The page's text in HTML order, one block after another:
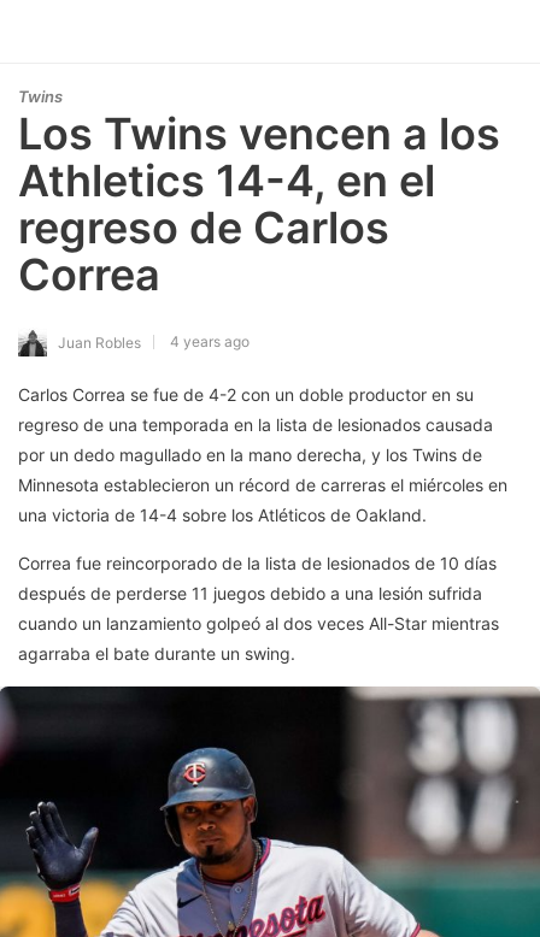
Twins
Los Twins vencen a los
Athletics 14-4, en el
regreso de Carlos
Correa
Juan Robles 4 years ago
Carlos Correa se fue de 4-2 con un doble productor en su
regreso de una temporada en la lista de lesionados causada
por un dedo magullado en la mano derecha, y los Twins de
Minnesota establecieron un récord de carreras el miércoles en
una victoria de 14-4 sobre los Atléticos de Oakland.
Correa fue reincorporado de la lista de lesionados de 10 días
después de perderse 11 juegos debido a una lesión sufrida
cuando un lanzamiento golpeó al dos veces All-Star mientras
agarraba el bate durante un swing.